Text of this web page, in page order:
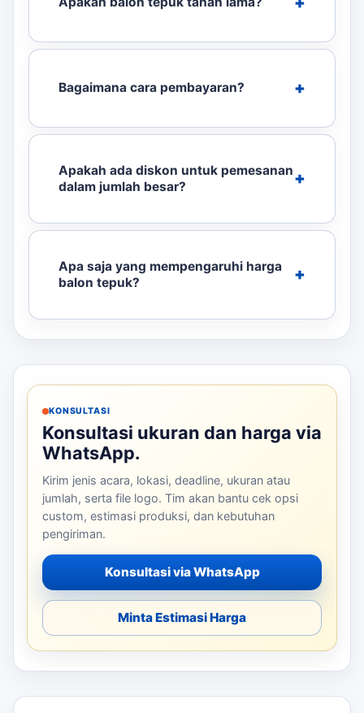
Bagaimana cara pembayaran?
Apakah ada diskon untuk pemesanan
dalam jumlah besar?
Apa saja yang mempengaruhi harga
balon tepuk?
KONSULTASI
Konsultasi ukuran dan harga via
WhatsApp.
Kirim jenis acara, lokasi, deadline, ukuran atau
jumlah, serta file logo. Tim akan bantu cek opsi
custom, estimasi produksi, dan kebutuhan
pengiriman.
Konsultasi via WhatsApp
Minta Estimasi Harga